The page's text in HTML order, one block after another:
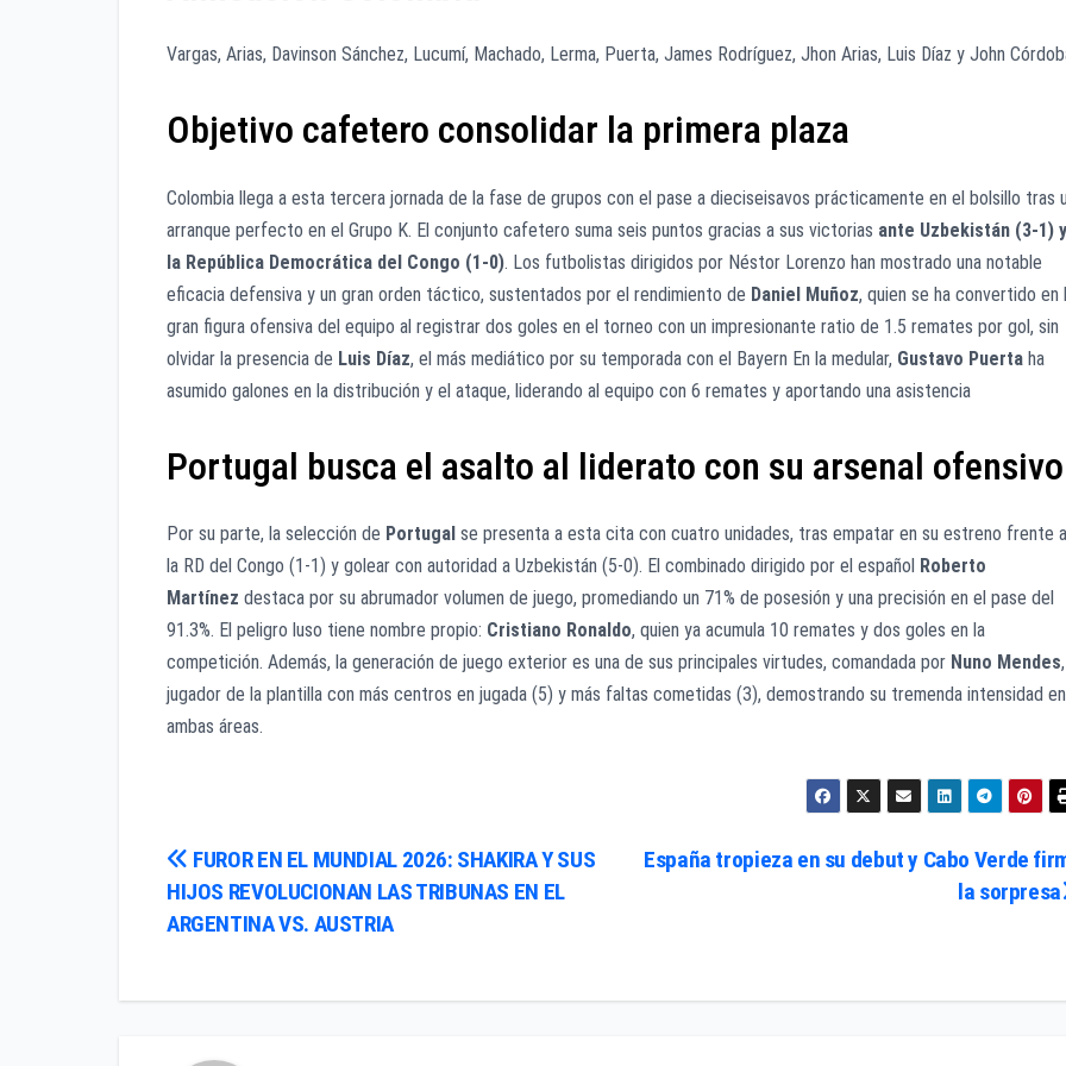
Vargas, Arias, Davinson Sánchez, Lucumí, Machado, Lerma, Puerta, James Rodríguez, Jhon Arias, Luis Díaz y John
Objetivo cafetero consolidar la primera plaza
Colombia llega a esta tercera jornada de la fase de grupos con el pase a dieciseisavos prácticamente en el bolsillo tras
arranque perfecto en el Grupo K. El conjunto cafetero suma seis puntos gracias a sus victorias ante Uzbekistán (3-1) y
la República Democrática del Congo (1-0). Los futbolistas dirigidos por Néstor Lorenzo han mostrado una notable
eficacia defensiva y un gran orden táctico, sustentados por el rendimiento de Daniel Muñoz, quien se ha convertido en
gran figura ofensiva del equipo al registrar dos goles en el torneo con un impresionante ratio de 1.5 remates por gol, sin
olvidar la presencia de Luis Díaz, el más mediático por su temporada con el Bayern En la medular, Gustavo Puerta ha
asumido galones en la distribución y el ataque, liderando al equipo con 6 remates y aportando una asistencia
Portugal busca el asalto al liderato con su arsenal ofensivo
Por su parte, la selección de Portugal se presenta a esta cita con cuatro unidades, tras empatar en su estreno frente a
la RD del Congo (1-1) y golear con autoridad a Uzbekistán (5-0). El combinado dirigido por el español Roberto
Martínez destaca por su abrumador volumen de juego, promediando un 71% de posesión y una precisión en el pase del
91.3%. El peligro luso tiene nombre propio: Cristiano Ronaldo, quien ya acumula 10 remates y dos goles en la
competición. Además, la generación de juego exterior es una de sus principales virtudes, comandada por Nuno Mendes
jugador de la plantilla con más centros en jugada (5) y más faltas cometidas (3), demostrando su tremenda intensidad en
ambas áreas.
Navegación
de
España tropieza en su debut y Cabo Verde
la sorpresa
FUROR EN EL MUNDIAL 2026: SHAKIRA Y SUS
HIJOS REVOLUCIONAN LAS TRIBUNAS EN EL
ARGENTINA VS. AUSTRIA